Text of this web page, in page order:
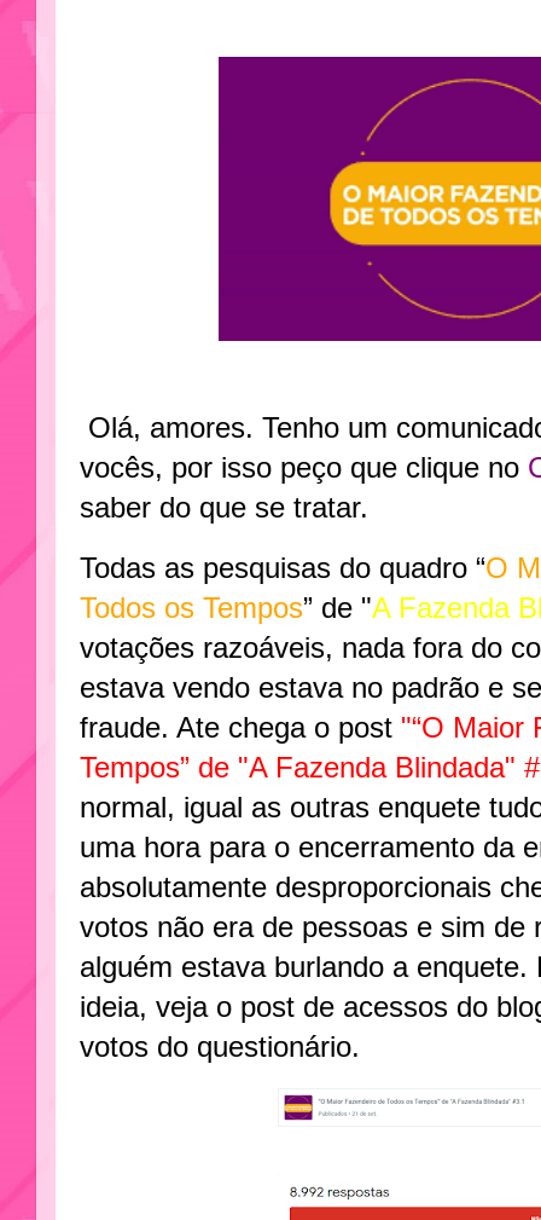
Olá, amores. Tenho um
vocês, por isso peço que clique no
saber do que se tratar.
Todas as pesquisas do quadro “O
Todos os Tempos” de "A Fazenda
votações razoáveis, nada fora do
estava vendo estava no padrão e
fraude. Ate chega o post "“O Maior
Tempos” de "A Fazenda Blindada"
normal, igual as outras enquete
uma hora para o encerramento da
absolutamente desproporcionais
votos não era de pessoas e sim de
alguém estava burlando a
ideia, veja o post de acessos do
votos do questionário.